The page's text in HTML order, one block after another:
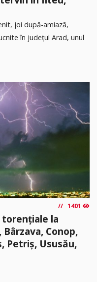
joi după-amiază,
în județul Arad, unul
1401
torențiale la
Conop,
Petriș, Ususău,